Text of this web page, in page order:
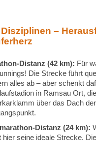
Disziplinen –
Distanz (42 km): Für
Die Strecke führt
alles ab – aber schenkt
in Ramsau Ort,
über das Dach
Distanz (24 km):
hier seine ideale Strecke.